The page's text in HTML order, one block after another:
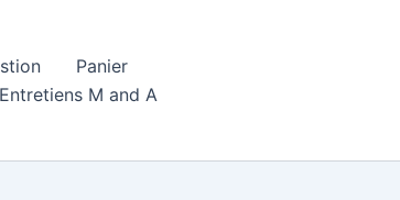
Panier
M and A